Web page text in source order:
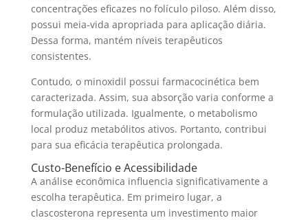
concentrações eficazes no folículo piloso. Além disso,
possui meia-vida apropriada para aplicação diária.
Dessa forma, mantém níveis terapêuticos
consistentes.
Contudo, o minoxidil possui farmacocinética bem
caracterizada. Assim, sua absorção varia conforme a
formulação utilizada. Igualmente, o metabolismo
local produz metabólitos ativos. Portanto, contribui
para sua eficácia terapêutica prolongada.
Custo-Benefício e Acessibilidade
A análise econômica influencia significativamente a
escolha terapêutica. Em primeiro lugar, a
clascosterona representa um investimento maior